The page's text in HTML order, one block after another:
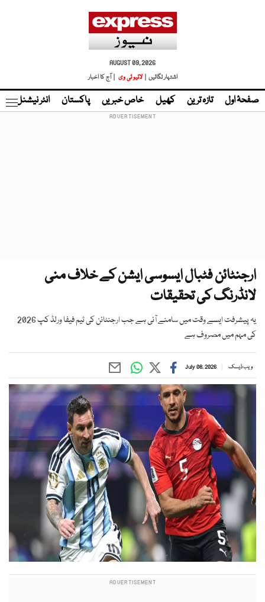
AUGUST 09, 2026
اشتہار لگائیں |
لائیو ٹی وی | آج کا اخبار
صفحۂ اول تازہ ترین کھیل خاص خبریں پاکستان انٹر نیشنل
ارجنٹائن فٹبال ایسوسی ایشن کے خلاف منی
لانڈرنگ کی تحقیقات
یہ پیشرفت ایسے وقت میں سامنے آئی ہے جب ارجنٹائن کی ٹیم فیفا ورلڈ کپ 2026
کی مہم میں مصروف ہے
ویب ڈیسک July 08, 2026